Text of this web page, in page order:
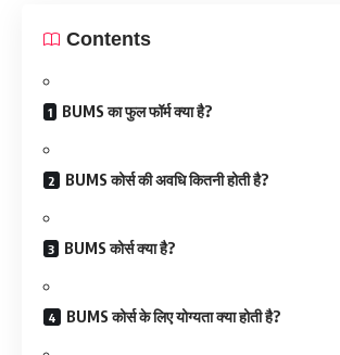
Contents
BUMS का फुल फॉर्म क्या है?
BUMS कोर्स की अवधि कितनी होती है?
BUMS कोर्स क्या है?
BUMS कोर्स के लिए योग्यता क्या होती है?